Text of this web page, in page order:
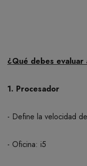
¿Qué debes
1. Procesador
- Define la velocidad
- Oficina: i5